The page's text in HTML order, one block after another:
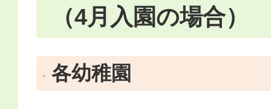
（4月入園の場合）
各幼稚園